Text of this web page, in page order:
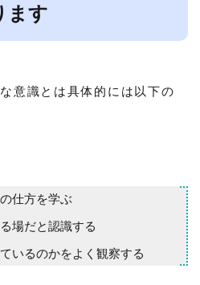
ます
意識とは具体的には以下の
仕方を学ぶ
場だと認識する
いるのかをよく観察する